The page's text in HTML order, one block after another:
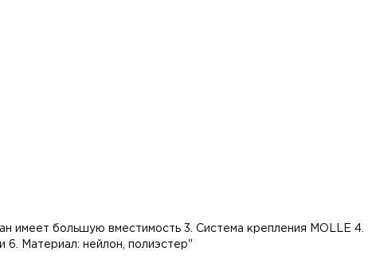
имеет большую вместимость 3. Система крепления MOLLE 4.
6. Материал: нейлон, полиэстер"